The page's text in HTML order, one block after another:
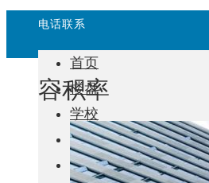
电话联系
首页
楼盘
学校
住宅
自建房
容积率